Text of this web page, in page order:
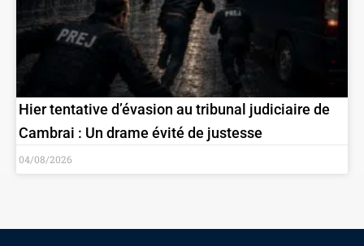
Hier tentative d’évasion au tribunal judiciaire de
Cambrai : Un drame évité de justesse
04/08/2026